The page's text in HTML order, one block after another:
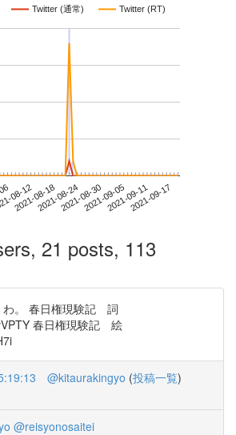
Twitter (通常) Twitter (RT)
08-12
2021-08-182021-08-242021-08-302021-09-052021-09-112021-09-17
21 posts, 113
わ。 春日権現験記 詞
春日権現験記 絵
@kitaurakingyo (投稿一覧)
@reisyonosaitei